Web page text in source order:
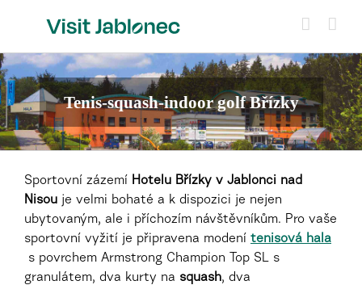
Tenis-squash-indoor golf Břízky
Sportovní zázemí Hotelu Břízky v Jablonci nad
Nisou je velmi bohaté a k dispozici je nejen
ubytovaným, ale i příchozím návštěvníkům. Pro vaše
sportovní vyžití je připravena modení tenisová hala
s povrchem Armstrong Champion Top SL s
granulátem, dva kurty na squash, dva